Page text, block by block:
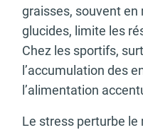
graisses, souvent
glucides, limite les
Chez les sportifs,
l’accumulation des
l’alimentation
Le stress perturbe